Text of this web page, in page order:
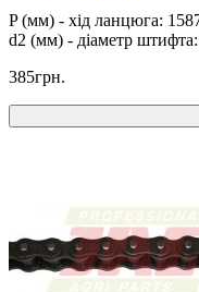
P (мм) - хід ланцюга:
d2 (мм) - діаметр
385грн.